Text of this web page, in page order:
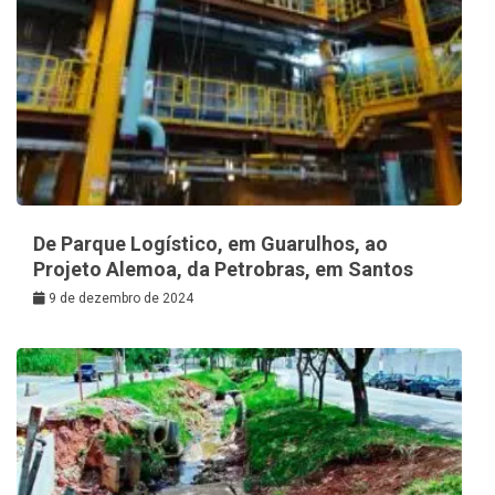
De Parque Logístico, em Guarulhos, ao
Projeto Alemoa, da Petrobras, em Santos
9 de dezembro de 2024